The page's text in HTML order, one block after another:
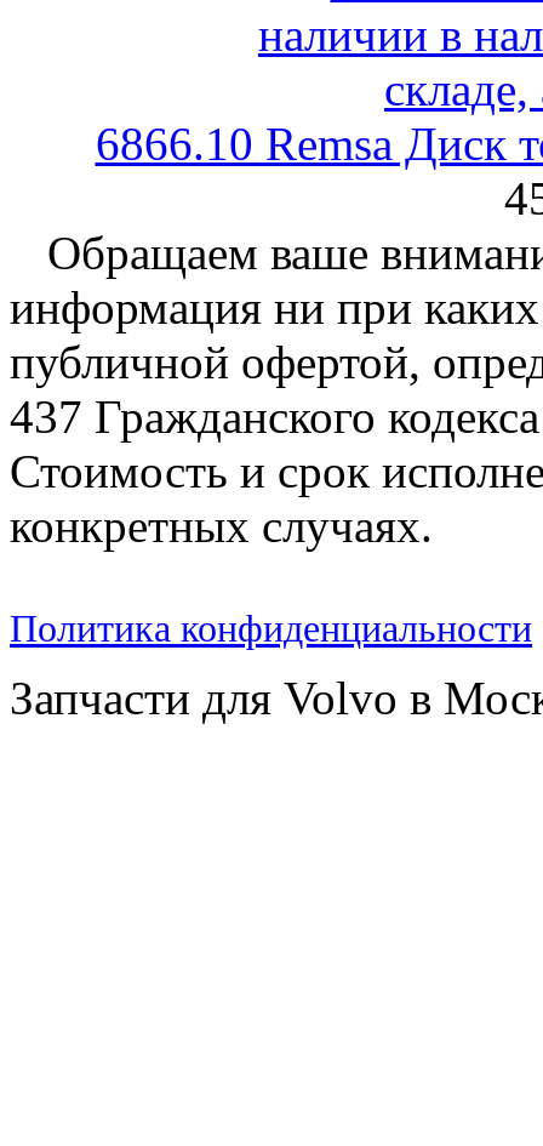
6866.10 Remsa Диск
Обращаем ваше
информация ни при каких
публичной офертой,
437 Гражданского
Стоимость и срок
конкретных случаях.
Политика конфиденциальности
Запчасти для Volvo в